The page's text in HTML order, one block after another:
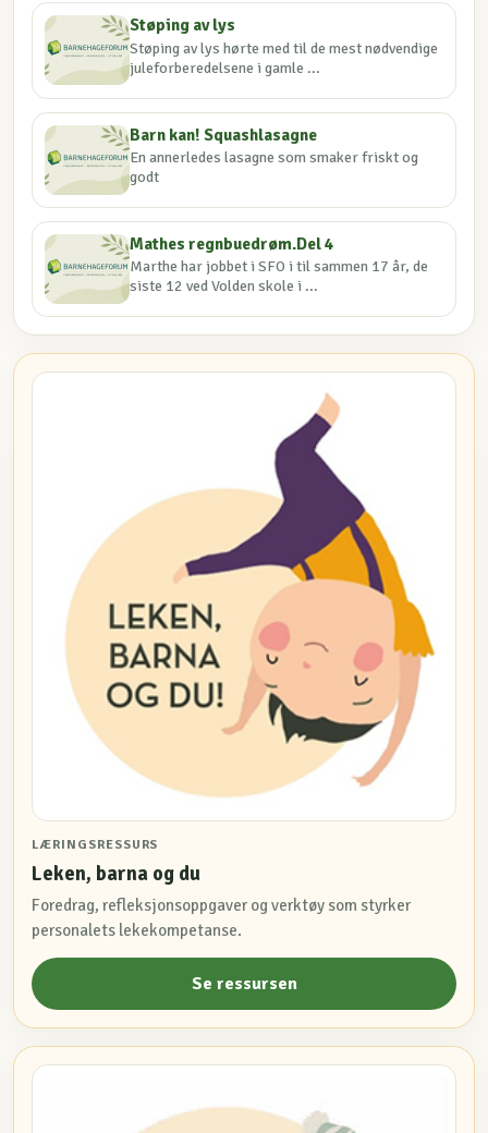
Støping av lys
Støping av lys hørte med til de mest nødvendige
juleforberedelsene i gamle ...
Barn kan! Squashlasagne
En annerledes lasagne som smaker friskt og
godt
Mathes regnbuedrøm.Del 4
Marthe har jobbet i SFO i til sammen 17 år, de
siste 12 ved Volden skole i ...
LÆRINGSRESSURS
Leken, barna og du
Foredrag, refleksjonsoppgaver og verktøy som styrker
personalets lekekompetanse.
Se ressursen